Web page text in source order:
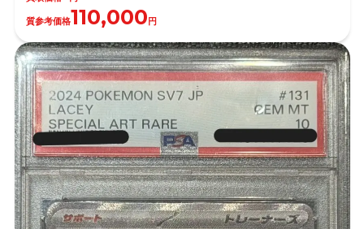
質参考価格110,000円